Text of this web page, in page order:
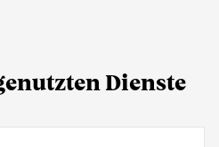
Dienste